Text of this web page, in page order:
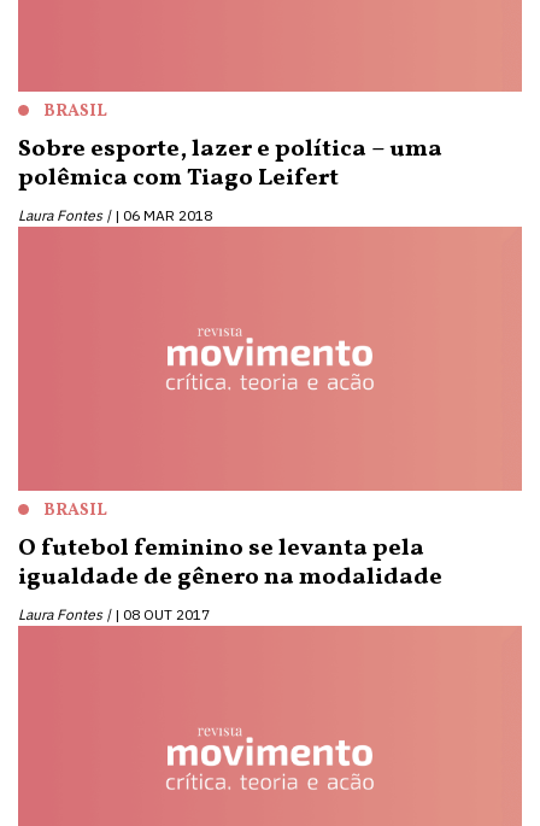
BRASIL
Sobre esporte, lazer e política – uma
polêmica com Tiago Leifert
Laura Fontes | 06 MAR 2018
BRASIL
O futebol feminino se levanta pela
igualdade de gênero na modalidade
Laura Fontes | 08 OUT 2017